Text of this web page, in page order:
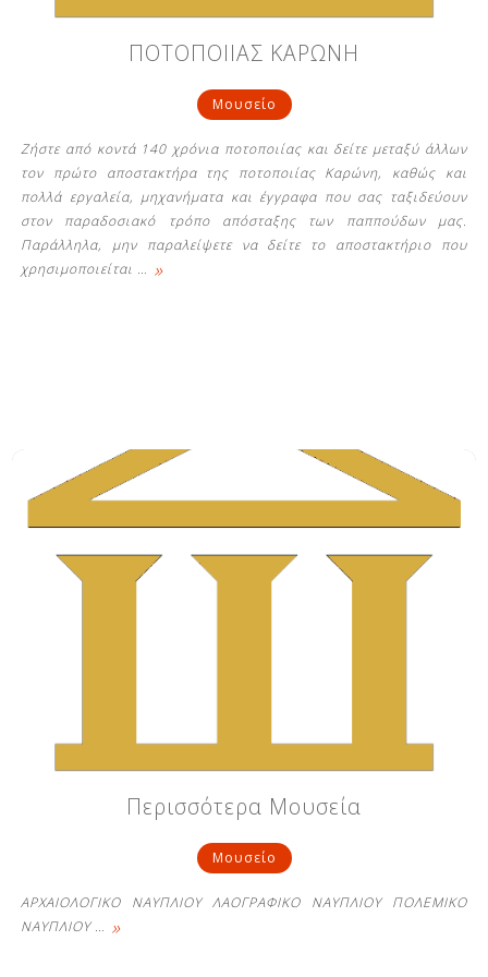
ΠΟΤΟΠΟΙΙΑΣ ΚΑΡΩΝΗ
Μουσείο
Ζήστε από κοντά 140 χρόνια ποτοποιίας και δείτε μεταξύ άλλων
τον πρώτο αποστακτήρα της ποτοποιίας Καρώνη, καθώς και
πολλά εργαλεία, μηχανήματα και έγγραφα που σας ταξιδεύουν
στον παραδοσιακό τρόπο απόσταξης των παππούδων μας.
Παράλληλα, μην παραλείψετε να δείτε το αποστακτήριο που
χρησιμοποιείται … »
Περισσότερα Μουσεία
Μουσείο
ΑΡΧΑΙΟΛΟΓΙΚΟ ΝΑΥΠΛΙΟΥ ΛΑΟΓΡΑΦΙΚΟ ΝΑΥΠΛΙΟΥ ΠΟΛΕΜΙΚΟ
ΝΑΥΠΛΙΟΥ… »